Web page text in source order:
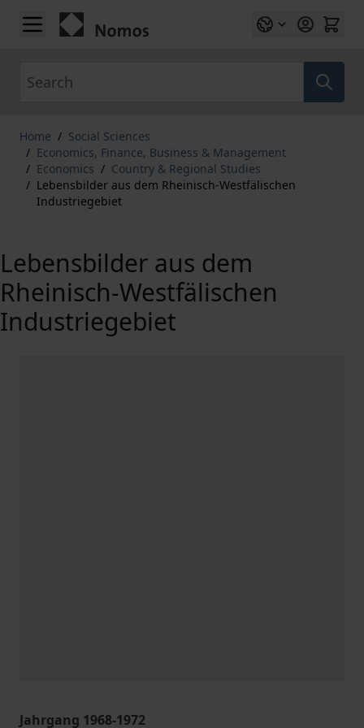
Skip to Content
Home / Social Sciences
/ Economics, Finance, Business & Management
/ Economics / Country & Regional Studies
/ Lebensbilder aus dem Rheinisch-Westfälischen
Industriegebiet
Lebensbilder aus dem
Rheinisch-Westfälischen
Industriegebiet
Jahrgang 1968-1972